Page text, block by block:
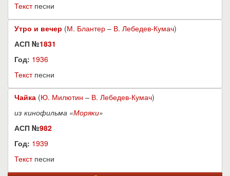
Текстпесни
Утро и вечер (М. Блантер – В. Лебедев-Кумач)
АСП №1831
Год: 1936
Текстпесни
Чайка (Ю. Милютин – В. Лебедев-Кумач)
из кинофильма «Моряки»
АСП №982
Год: 1939
Текстпесни